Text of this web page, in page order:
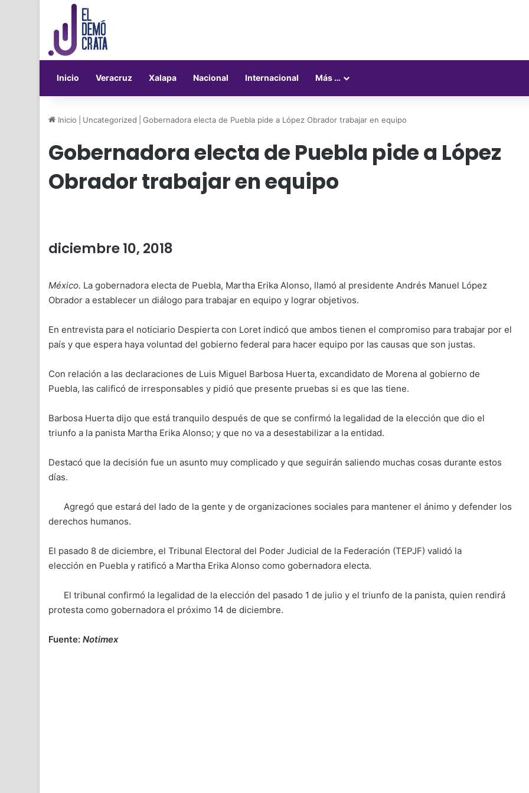
Inicio Veracruz Xalapa Nacional Internacional Más …
Inicio Uncategorized Gobernadora electa de Puebla pide a López Obrador trabajar en equipo
Gobernadora electa de Puebla pide a López
Obrador trabajar en equipo
diciembre 10, 2018
México. La gobernadora electa de Puebla, Martha Erika Alonso, llamó al presidente Andrés Manuel López
Obrador a establecer un diálogo para trabajar en equipo y lograr objetivos.
En entrevista para el noticiario Despierta con Loret indicó que ambos tienen el compromiso para trabajar por el
país y que espera haya voluntad del gobierno federal para hacer equipo por las causas que son justas.
Con relación a las declaraciones de Luis Miguel Barbosa Huerta, excandidato de Morena al gobierno de
Puebla, las calificó de irresponsables y pidió que presente pruebas si es que las tiene.
Barbosa Huerta dijo que está tranquilo después de que se confirmó la legalidad de la elección que dio el
triunfo a la panista Martha Erika Alonso; y que no va a desestabilizar a la entidad.
Destacó que la decisión fue un asunto muy complicado y que seguirán saliendo muchas cosas durante estos
días.
Agregó que estará del lado de la gente y de organizaciones sociales para mantener el ánimo y defender los
derechos humanos.
El pasado 8 de diciembre, el Tribunal Electoral del Poder Judicial de la Federación (TEPJF) validó la
elección en Puebla y ratificó a Martha Erika Alonso como gobernadora electa.
El tribunal confirmó la legalidad de la elección del pasado 1 de julio y el triunfo de la panista, quien rendirá
protesta como gobernadora el próximo 14 de diciembre.
Fuente:Notimex